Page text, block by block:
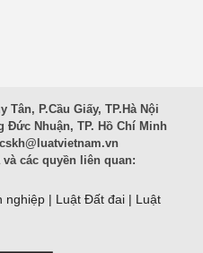
Tân, P.Cầu Giấy, TP.Hà Nội
Đức Nhuận, TP. Hồ Chí Minh
cskh@luatvietnam.vn
các quyền liên quan:
nghiệp | Luật Đất đai | Luật